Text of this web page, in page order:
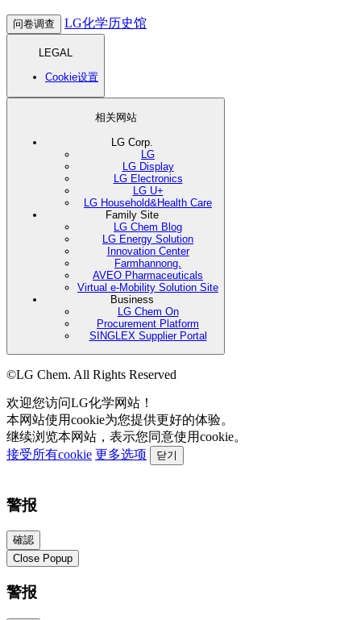
问卷调查 LG化学历史馆
LEGAL
Cookie设置
相关网站
LG Corp.
LG
LG Display
LG Electronics
LG U+
LG Household&Health Care
Family Site
LG Chem Blog
LG Energy Solution
Innovation Center
Farmhannong.
AVEO Pharmaceuticals
Virtual e-Mobility Solution Site
Business
LG Chem On
Procurement Platform
SINGLEX Supplier Portal
©LG Chem. All Rights Reserved
欢迎您访问LG化学网站！
本网站使用cookie为您提供更好的体验。
继续浏览本网站，表示您同意使用cookie。
接受所有cookie 更多选项 닫기
警报
確認
Close Popup
警报